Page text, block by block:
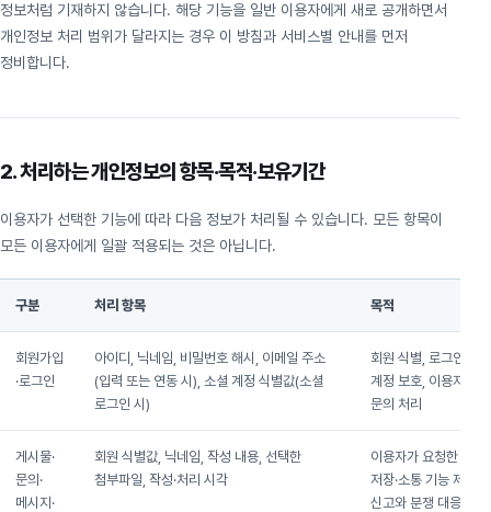
정보처럼 기재하지 않습니다. 해당 기능을 일반 이용자에게 새로 공개하면서
개인정보 처리 범위가 달라지는 경우 이 방침과 서비스별 안내를 먼저
정비합니다.
2. 처리하는 개인정보의 항목·목적·보유기간
이용자가 선택한 기능에 따라 다음 정보가 처리될 수 있습니다. 모든 항목이
모든 이용자에게 일괄 적용되는 것은 아닙니다.
구분 처리 항목 목적
회원가입
·로그인
아이디, 닉네임, 비밀번호 해시, 이메일 주소
(입력 또는 연동 시), 소셜 계정 식별값(소셜
로그인 시)
회원 식별, 로그인,
계정 보호, 이용자
문의 처리
게시물·
문의·
메시지·
회원 식별값, 닉네임, 작성 내용, 선택한
첨부파일, 작성·처리 시각
이용자가 요청한
저장·소통 기능 제공,
신고와 분쟁 대응